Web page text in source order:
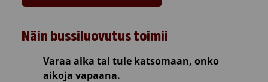
Näin bussiluovutus toimii
Varaa aika tai tule katsomaan, onko
aikoja vapaana.